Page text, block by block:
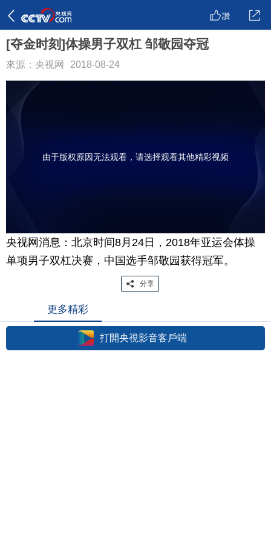
讚
[夺金时刻]体操男子双杠 邹敬园夺冠
來源：央视网 2018-08-24
由于版权原因无法观看，请选择观看其他精彩视频
央视网消息：北京时间8月24日，2018年亚运会体操
单项男子双杠决赛，中国选手邹敬园获得冠军。
分享
更多精彩
打開央視影音客戶端